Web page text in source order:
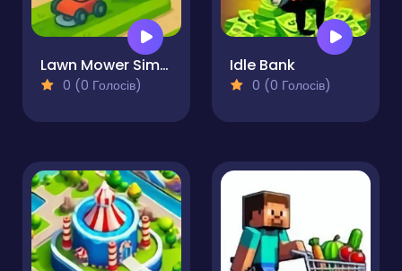
Lawn Mower Simulator
0 (0 Голосів)
Idle Bank
0 (0 Голосів)